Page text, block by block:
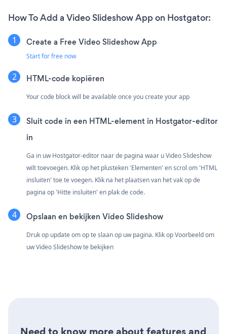
How To Add a Video Slideshow App on Hostgator:
Create a Free Video Slideshow App
Start for free now
HTML-code kopiëren
Your code block will be available once you create your app
Sluit code in een HTML-element in Hostgator-editor
in
Ga in uw Hostgator-editor naar de pagina waar u Video Slideshow
wilt toevoegen. Klik op het plusteken 'Elementen' en scrol om 'HTML
insluiten' toe te voegen. Klik na het plaatsen van het vak op de
pagina op 'Hitte insluiten' en plak de code.
Opslaan en bekijken Video Slideshow
Druk op update om op te slaan op uw pagina. Klik op Voorbeeld om
uw Video Slideshow te bekijken